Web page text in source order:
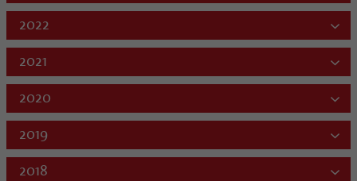
2022
2021
2020
2019
2018